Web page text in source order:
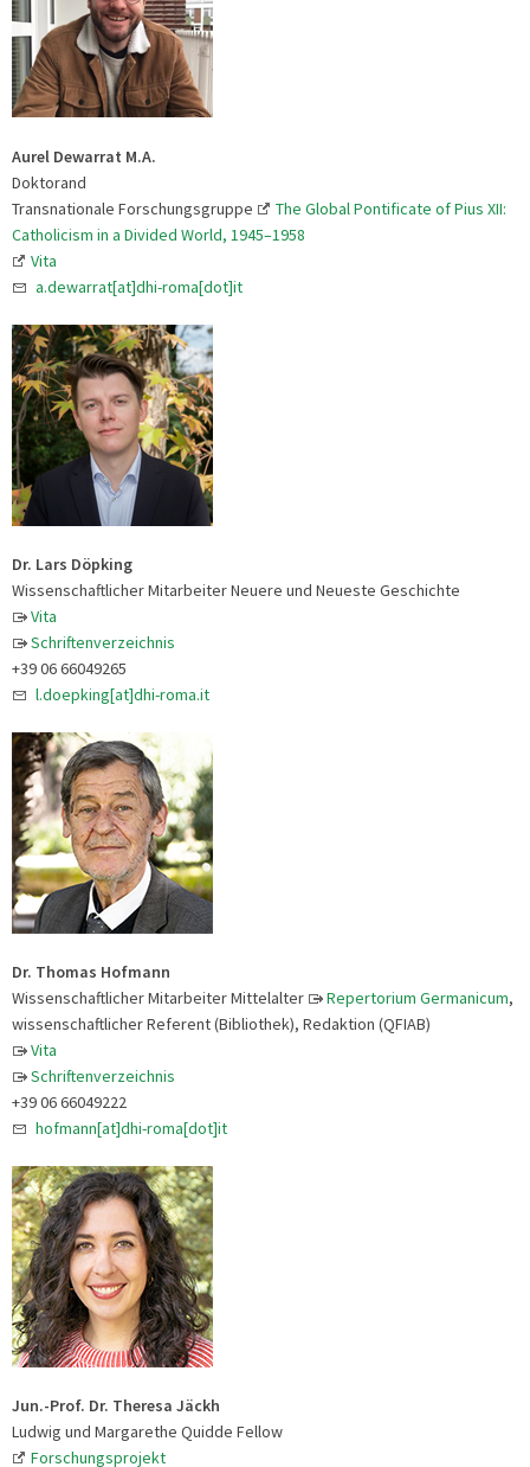
Aurel Dewarrat M.A.
Doktorand
Transnationale Forschungsgruppe
The Global Pontificate of Pius XII:
Catholicism in a Divided World, 1945–1958
Vita
a.dewarrat[at]dhi-roma[dot]it
Dr. Lars Döpking
Wissenschaftlicher Mitarbeiter Neuere und Neueste Geschichte
Vita
Schriftenverzeichnis
+39 06 66049265
l.doepking[at]dhi-roma.it
Dr. Thomas Hofmann
Wissenschaftlicher Mitarbeiter Mittelalter
Repertorium Germanicum,
wissenschaftlicher Referent (Bibliothek), Redaktion (QFIAB)
Vita
Schriftenverzeichnis
+39 06 66049222
hofmann[at]dhi-roma[dot]it
Jun.-Prof. Dr. Theresa Jäckh
Ludwig und Margarethe Quidde Fellow
Forschungsprojekt